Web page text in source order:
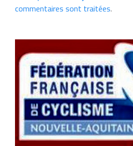
commentaires sont traitées.